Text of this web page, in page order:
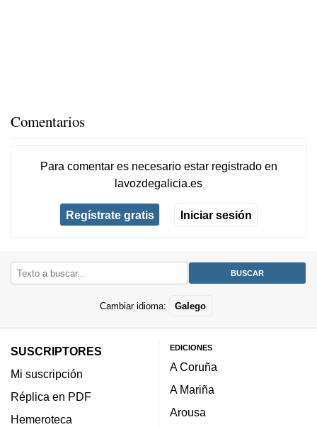
Comentarios
Para comentar es necesario estar registradoen
lavozdegalicia.es
Regístrate gratis Iniciar sesión
Cambiar idioma: Galego
SUSCRIPTORES
Mi suscripción
Réplica en PDF
Hemeroteca
EDICIONES
A Coruña
A Mariña
Arousa